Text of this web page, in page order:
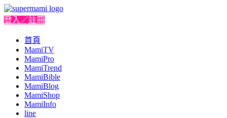
登入／註冊
首頁
MamiTV
MamiPro
MamiTrend
MamiBible
MamiBlog
MamiShop
MamiInfo
line